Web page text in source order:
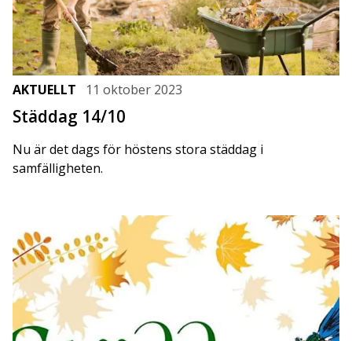
AKTUELLT 11 oktober 2023
Städdag 14/10
Nu är det dags för höstens stora städdag i
samfälligheten.